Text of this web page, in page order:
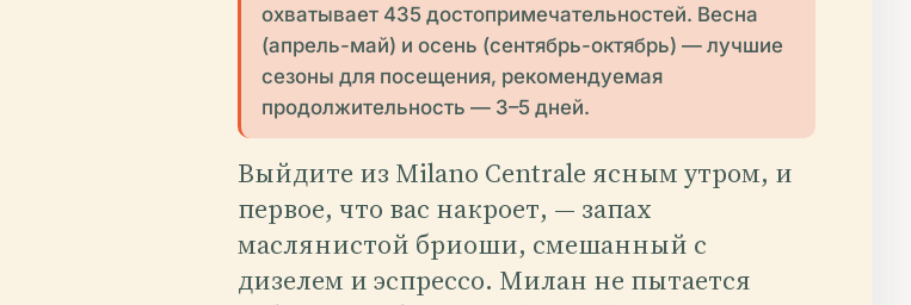
охватывает 435 достопримечательностей. Весна
(апрель-май) и осень (сентябрь-октябрь) — лучшие
сезоны для посещения, рекомендуемая
продолжительность — 3–5 дней.
Выйдите из Milano Centrale ясным утром, и
первое, что вас накроет, — запах
маслянистой бриоши, смешанный с
дизелем и эспрессо. Милан не пытается